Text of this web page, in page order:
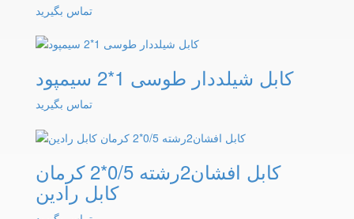
تماس بگیرید
کابل شیلددار طوسی 1*2 سیمپود
تماس بگیرید
کابل افشان2رشته 0/5*2 کرمان
کابل رادین